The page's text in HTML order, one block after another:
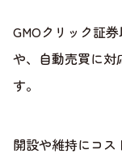
GMOクリック証券
や、自動売買に対
す。
開設や維持にコ